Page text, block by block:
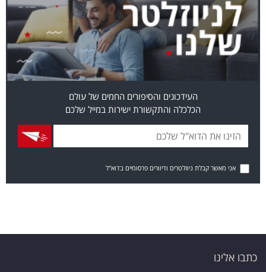
העידכונים והסיפורים החמים של עולם
הכלכלה והתקשורת ישירות במייל שלכם
אני מאשר קבלת ניוזלטרים ודיוורים פרסומיים בדוא"ל
כתבו אלינו